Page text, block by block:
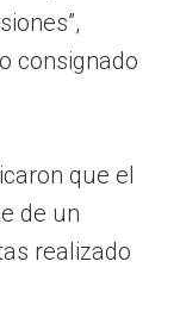
consignado
que el
de un
realizado